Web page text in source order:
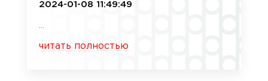
2024-01-08 11:49:49
читать полностью